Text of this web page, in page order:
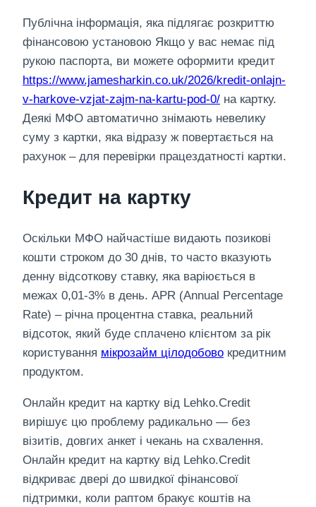
Публічна інформація, яка підлягає розкриттю
фінансовою установою Якщо у вас немає під
рукою паспорта, ви можете оформити кредит
https://www.jamesharkin.co.uk/2026/kredit-onlajn-
v-harkove-vzjat-zajm-na-kartu-pod-0/ на картку.
Деякі МФО автоматично знімають невелику
суму з картки, яка відразу ж повертається на
рахунок – для перевірки працездатності картки.
Кредит на картку
Оскільки МФО найчастіше видають позикові
кошти строком до 30 днів, то часто вказують
денну відсоткову ставку, яка варіюється в
межах 0,01-3% в день. APR (Annual Percentage
Rate) – річна процентна ставка, реальний
відсоток, який буде сплачено клієнтом за рік
користування мікрозайм цілодобово кредитним
продуктом.
Онлайн кредит на картку від Lehko.Credit
вирішує цю проблему радикально — без
візитів, довгих анкет і чекань на схвалення.
Онлайн кредит на картку від Lehko.Credit
відкриває двері до швидкої фінансової
підтримки, коли раптом бракує коштів на